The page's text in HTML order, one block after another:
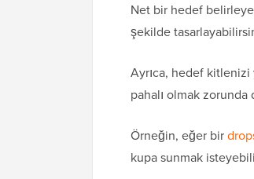
Net bir hedef
şekilde
Ayrıca, hedef
pahalı olmak
Örneğin, eğer bir
kupa sunmak